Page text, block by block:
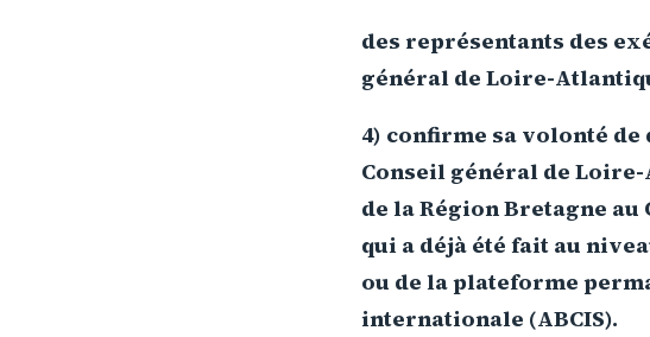
des représentants des
général de Loire-
4) confirme sa volonté
Conseil général de
de la Région Bretagne
qui a déjà été fait au
ou de la plateforme
internationale (ABCIS).